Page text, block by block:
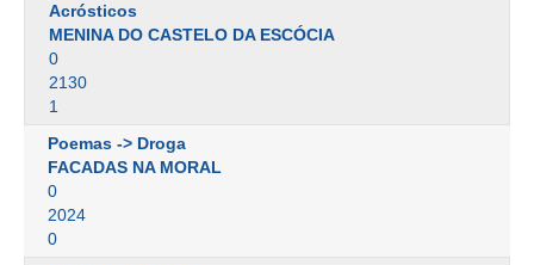
Acrósticos
MENINA DO CASTELO DA ESCÓCIA
0
2130
1
Poemas -> Droga
FACADAS NA MORAL
0
2024
0